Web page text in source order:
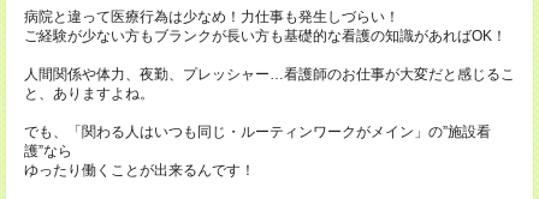
病院と違って医療行為は少なめ！力仕事も発生しづらい！
ご経験が少ない方もブランクが長い方も基礎的な看護の知識があればOK！
人間関係や体力、夜勤、プレッシャー…看護師のお仕事が大変だと感じるこ
と、ありますよね。
でも、「関わる人はいつも同じ・ルーティンワークがメイン」の”施設看
護”なら
ゆったり働くことが出来るんです！